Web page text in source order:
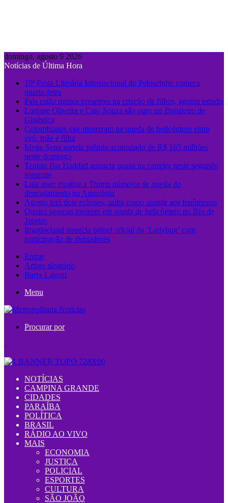
domingo, agosto 9 2026
Notícias de Última Hora
10ª Festa Literária Internacional do Pelourinho começa
quarta-feira
Pais estão menos presentes na criação de filhos, aponta estudo
Lorrane Oliveira e Caio Souza são ouro no Brasileiro de
Ginástica
Colombianas que morreram na queda de helicóptero eram
avó, mãe e filha
Mega-Sena sorteia prêmio acumulado de R$ 165 milhões
neste domingo
Tenista Bia Haddad anuncia pausa na carreira neste segundo
semestre
Lula quer mostrar a Trump números de queda do
desmatamento na Amazônia
Agosto terá dois eclipses; saiba como assistir aos fenômenos
Quatro pessoas morrem em queda de helicóptero no Rio de
Janeiro
Imagineland anuncia painel oficial da ‘Ladybug’ com
participação de dubladores
Entrar
Artigo aleatório
Barra Lateral
Menu
Procurar por
.
NOTÍCIAS
CAMPINA GRANDE
CIDADES
PARAÍBA
POLÍTICA
BRASIL
RÁDIO AO VIVO
MAIS
ECONOMIA
JUSTIÇA
POLICIAL
ESPORTES
CULTURA
SÃO JOÃO